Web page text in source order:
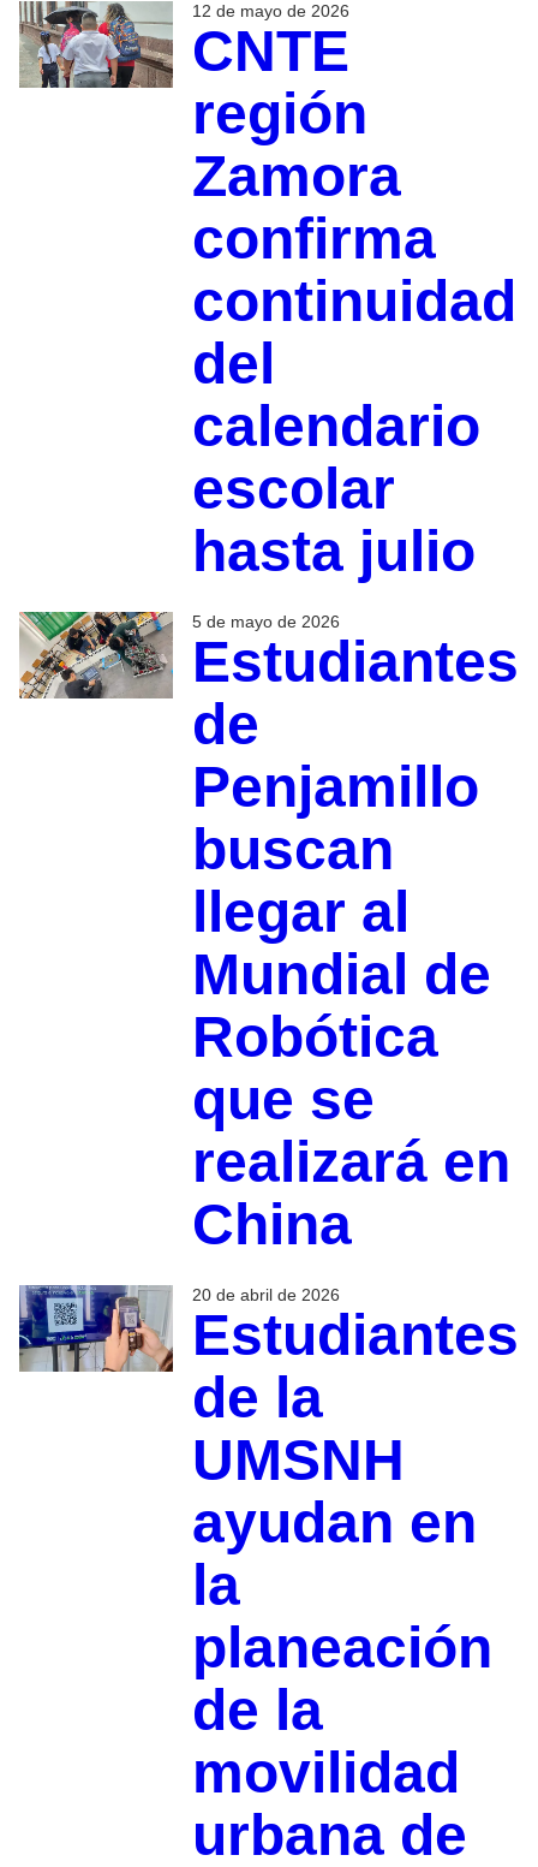
12 de mayo de 2026
CNTE
región
Zamora
confirma
continuidad
del
calendario
escolar
hasta julio
5 de mayo de 2026
Estudiantes
de
Penjamillo
buscan
llegar al
Mundial de
Robótica
que se
realizará en
China
20 de abril de 2026
Estudiantes
de la
UMSNH
ayudan en
la
planeación
de la
movilidad
urbana de